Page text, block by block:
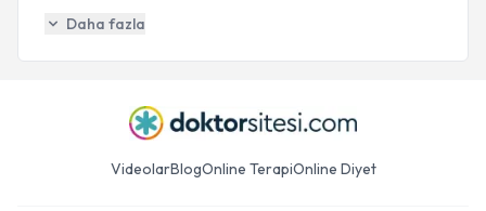
Daha fazla
VideolarBlogOnline TerapiOnline Diyet